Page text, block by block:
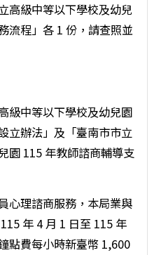
高級中等以下學校及幼兒
流程」各 1 份，請查照並
級中等以下學校及幼兒園
立辦法」及「臺南市市立
園 115 年教師諮商輔導支
心理諮商服務，本局業與
年 4 月 1 日至 115 年
點費每小時新臺幣 1,600